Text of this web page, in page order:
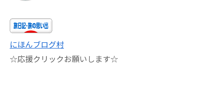
にほんブログ村
☆応援クリックお願いします☆